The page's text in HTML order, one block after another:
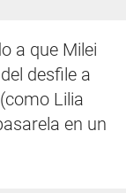
a que Milei
desfile a
Lilia
en un